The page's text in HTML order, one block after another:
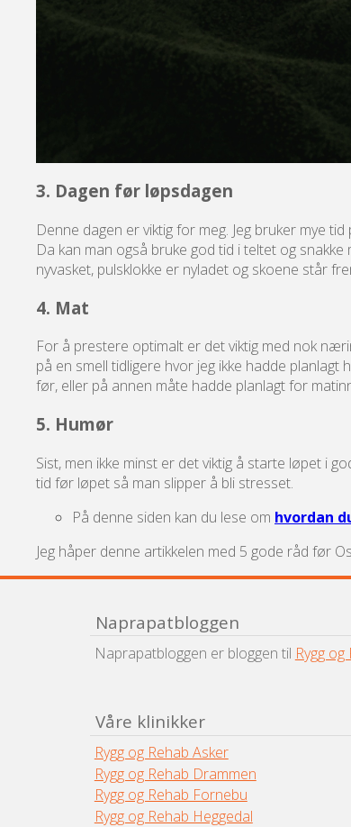
3. Dagen før løpsdagen
Denne dagen er viktig for meg. Jeg bruker mye
Da kan man også bruke god tid i teltet og
nyvasket, pulsklokke er nyladet og skoene står
4. Mat
For å prestere optimalt er det viktig med nok
på en smell tidligere hvor jeg ikke hadde
før, eller på annen måte hadde planlagt for
5. Humør
Sist, men ikke minst er det viktig å starte løpet i
tid før løpet så man slipper å bli stresset.
På denne siden kan du lese om hvordan
Jeg håper denne artikkelen med 5 gode råd før
Naprapatbloggen
Naprapatbloggen er bloggen til Rygg og
Våre klinikker
Rygg og Rehab Asker
Rygg og Rehab Drammen
Rygg og Rehab Fornebu
Rygg og Rehab Heggedal